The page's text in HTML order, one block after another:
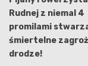
Rudnej z niemal 4
promilami
śmiertelne
drodze!